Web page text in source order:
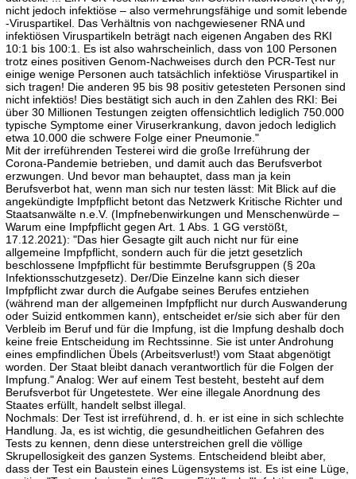
nicht jedoch infektiöse – also vermehrungsfähige und somit lebende
-Viruspartikel. Das Verhältnis von nachgewiesener RNA und
infektiösen Viruspartikeln beträgt nach eigenen Angaben des RKI
10:1 bis 100:1. Es ist also wahrscheinlich, dass von 100 Personen
trotz eines positiven Genom-Nachweises durch den PCR-Test nur
einige wenige Personen auch tatsächlich infektiöse Viruspartikel in
sich tragen! Die anderen 95 bis 98 positiv getesteten Personen sind
nicht infektiös! Dies bestätigt sich auch in den Zahlen des RKI: Bei
über 30 Millionen Testungen zeigten offensichtlich lediglich 750.000
typische Symptome einer Viruserkrankung, davon jedoch lediglich
etwa 10.000 die schwere Folge einer Pneumonie."
Mit der irreführenden Testerei wird die große Irreführung der
Corona-Pandemie betrieben, und damit auch das Berufsverbot
erzwungen. Und bevor man behauptet, dass man ja kein
Berufsverbot hat, wenn man sich nur testen lässt: Mit Blick auf die
angekündigte Impfpflicht betont das Netzwerk Kritische Richter und
Staatsanwälte n.e.V. (Impfnebenwirkungen und Menschenwürde –
Warum eine Impfpflicht gegen Art. 1 Abs. 1 GG verstößt,
17.12.2021): "Das hier Gesagte gilt auch nicht nur für eine
allgemeine Impfpflicht, sondern auch für die jetzt gesetzlich
beschlossene Impfpflicht für bestimmte Berufsgruppen (§ 20a
Infektionsschutzgesetz). Der/Die Einzelne kann sich dieser
Impfpflicht zwar durch die Aufgabe seines Berufes entziehen
(während man der allgemeinen Impfpflicht nur durch Auswanderung
oder Suizid entkommen kann), entscheidet er/sie sich aber für den
Verbleib im Beruf und für die Impfung, ist die Impfung deshalb doch
keine freie Entscheidung im Rechtssinne. Sie ist unter Androhung
eines empfindlichen Übels (Arbeitsverlust!) vom Staat abgenötigt
worden. Der Staat bleibt danach verantwortlich für die Folgen der
Impfung." Analog: Wer auf einem Test besteht, besteht auf dem
Berufsverbot für Ungetestete. Wer eine illegale Anordnung des
Staates erfüllt, handelt selbst illegal.
Nochmals: Der Test ist irreführend, d. h. er ist eine in sich schlechte
Handlung. Ja, es ist wichtig, die gesundheitlichen Gefahren des
Tests zu kennen, denn diese unterstreichen grell die völlige
Skrupellosigkeit des ganzen Systems. Entscheidend bleibt aber,
dass der Test ein Baustein eines Lügensystems ist. Es ist eine Lüge,